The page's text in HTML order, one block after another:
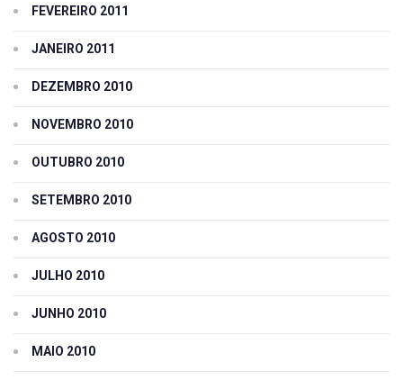
FEVEREIRO 2011
JANEIRO 2011
DEZEMBRO 2010
NOVEMBRO 2010
OUTUBRO 2010
SETEMBRO 2010
AGOSTO 2010
JULHO 2010
JUNHO 2010
MAIO 2010